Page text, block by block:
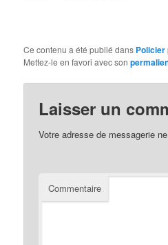
Ce contenu a été publié dans Policier
Mettez-le en favori avec son
Laisser un
Votre adresse de messagerie
Commentaire